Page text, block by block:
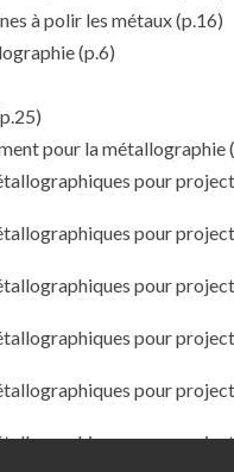
à polir les métaux(p.16)
(p.6)
pour la métallographie
pour
pour
pour
pour
pour
pour